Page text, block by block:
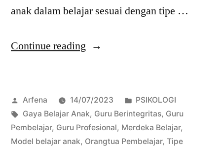
anak dalam belajar sesuai dengan tipe …
Continue reading “Gaya
Posted
by
Arfena 14/07/2023
Posted
in
PSIKOLOGI
Tags:
Gaya Belajar Anak, Guru Berintegritas, Guru
Pembelajar, Guru Profesional, Merdeka Belajar,
Model belajar anak, Orangtua Pembelajar, Tipe